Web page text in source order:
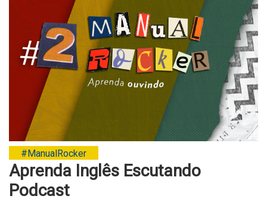
#ManualRocker
Aprenda Inglês Escutando
Podcast